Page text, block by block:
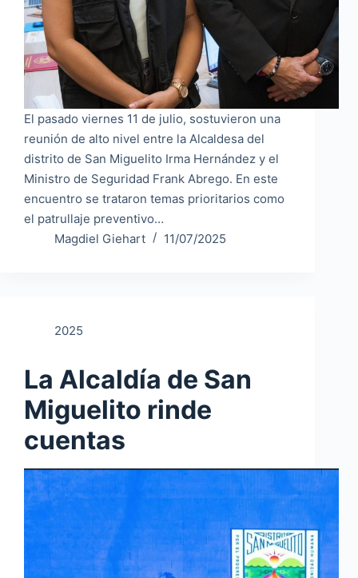
El pasado viernes 11 de julio, sostuvieron una
reunión de alto nivel entre la Alcaldesa del
distrito de San Miguelito Irma Hernández y el
Ministro de Seguridad Frank Abrego. En este
encuentro se trataron temas prioritarios como
el patrullaje preventivo…
Magdiel Giehart
11/07/2025
2025
La Alcaldía de San
Miguelito rinde
cuentas